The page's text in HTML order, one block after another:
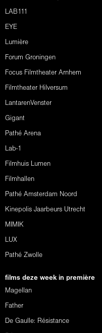
LAB111
EYE
Lumière
Forum Groningen
Focus Filmtheater Arnhem
Filmtheater Hilversum
LantarenVenster
Gigant
Pathé Arena
Lab-1
Filmhuis Lumen
Filmhallen
Pathé Amsterdam Noord
Kinepolis Jaarbeurs Utrecht
MIMIK
LUX
Pathé Zwolle
films deze week in première
Magellan
Father
De Gaulle: Résistance